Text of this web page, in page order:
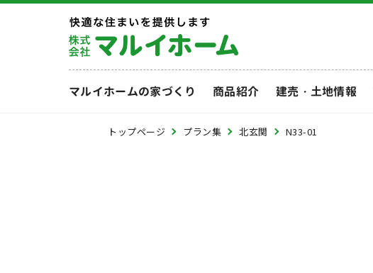
マルイホームの家づくり 商品紹介 建売・土地情報
トップページ プラン集 北玄関 N33-01